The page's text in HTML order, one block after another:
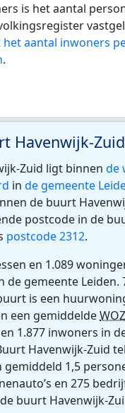
is het aantal
het aantal inwoners
.
Havenwijk-Zuid
Zuid ligt binnen de
in de gemeente
de buurt
postcode in de
postcode 2312.
en 1.089
de gemeente Leiden.
is een
een gemiddeldeWOZ
1.877 inwoners in
Havenwijk-Zuid
gemiddeld 1,5
en 275
buurt Havenwijk-